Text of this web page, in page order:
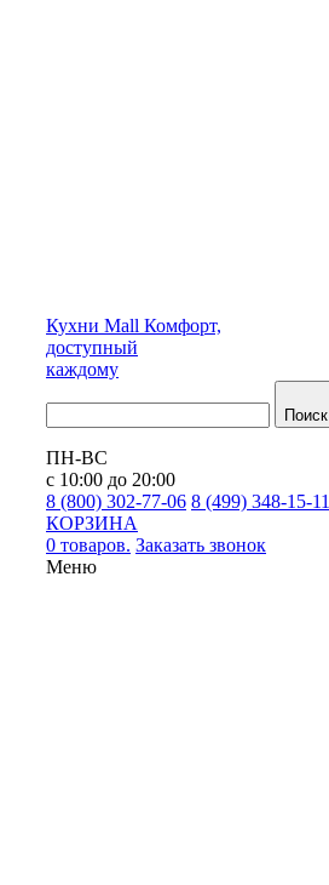
Кухни Mall Комфорт,
доступный
каждому
Поиск
ПН-ВС
с 10:00 до 20:00
8 (800) 302-77-06 8 (499) 348-15-11
КОРЗИНА
0 товаров. Заказать звонок
Меню